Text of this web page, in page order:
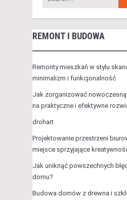
REMONT I BUDOWA
Remonty mieszkań w stylu
minimalizm i funkcjonalność
Jak zorganizować
na praktyczne i efektywne
drohart
Projektowanie przestrzeni
miejsce sprzyjające
Jak uniknąć powszechnych
domu?
Budowa domów z drewna i